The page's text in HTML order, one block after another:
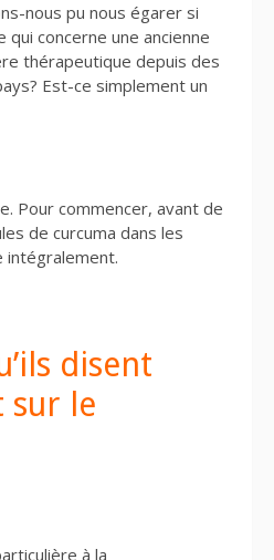
nous pu nous égarer si
qui concerne une ancienne
thérapeutique depuis des
Est-ce simplement un
Pour commencer, avant de
de curcuma dans les
intégralement.
disent
sur le
à la